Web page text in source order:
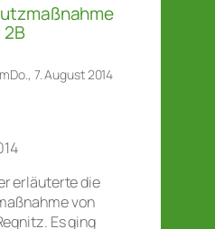
Do., 7. August 2014
erläuterte die
von
Es ging